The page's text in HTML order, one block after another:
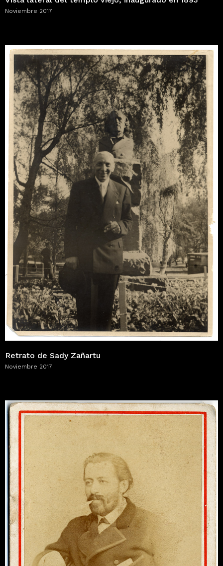
Noviembre 2017
Retrato de Sady Zañartu
Noviembre 2017